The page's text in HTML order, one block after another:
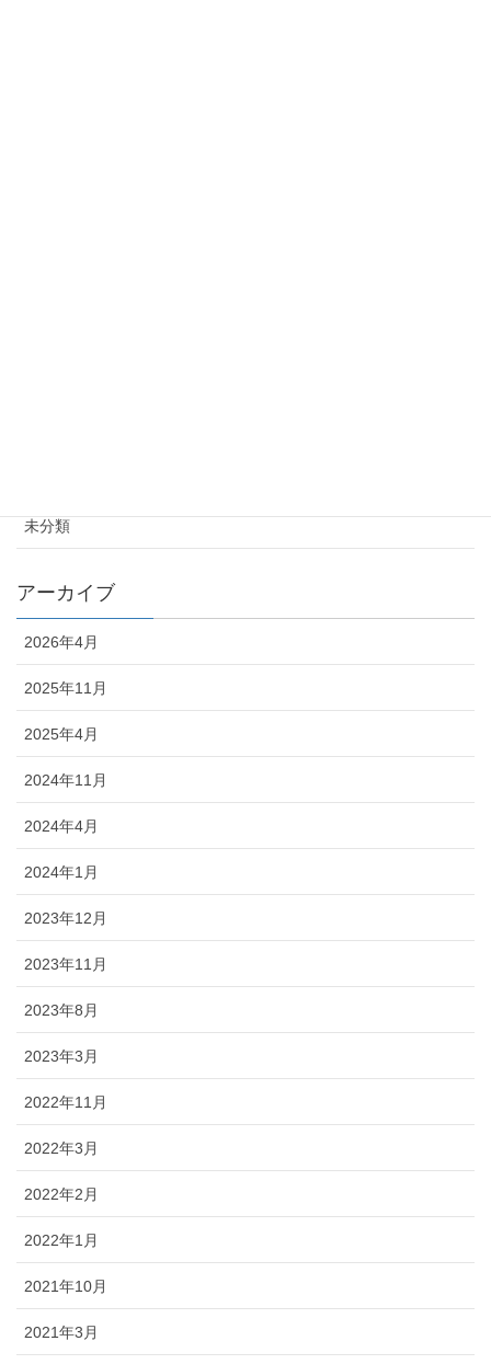
未分類
アーカイブ
2026年4月
2025年11月
2025年4月
2024年11月
2024年4月
2024年1月
2023年12月
2023年11月
2023年8月
2023年3月
2022年11月
2022年3月
2022年2月
2022年1月
2021年10月
2021年3月